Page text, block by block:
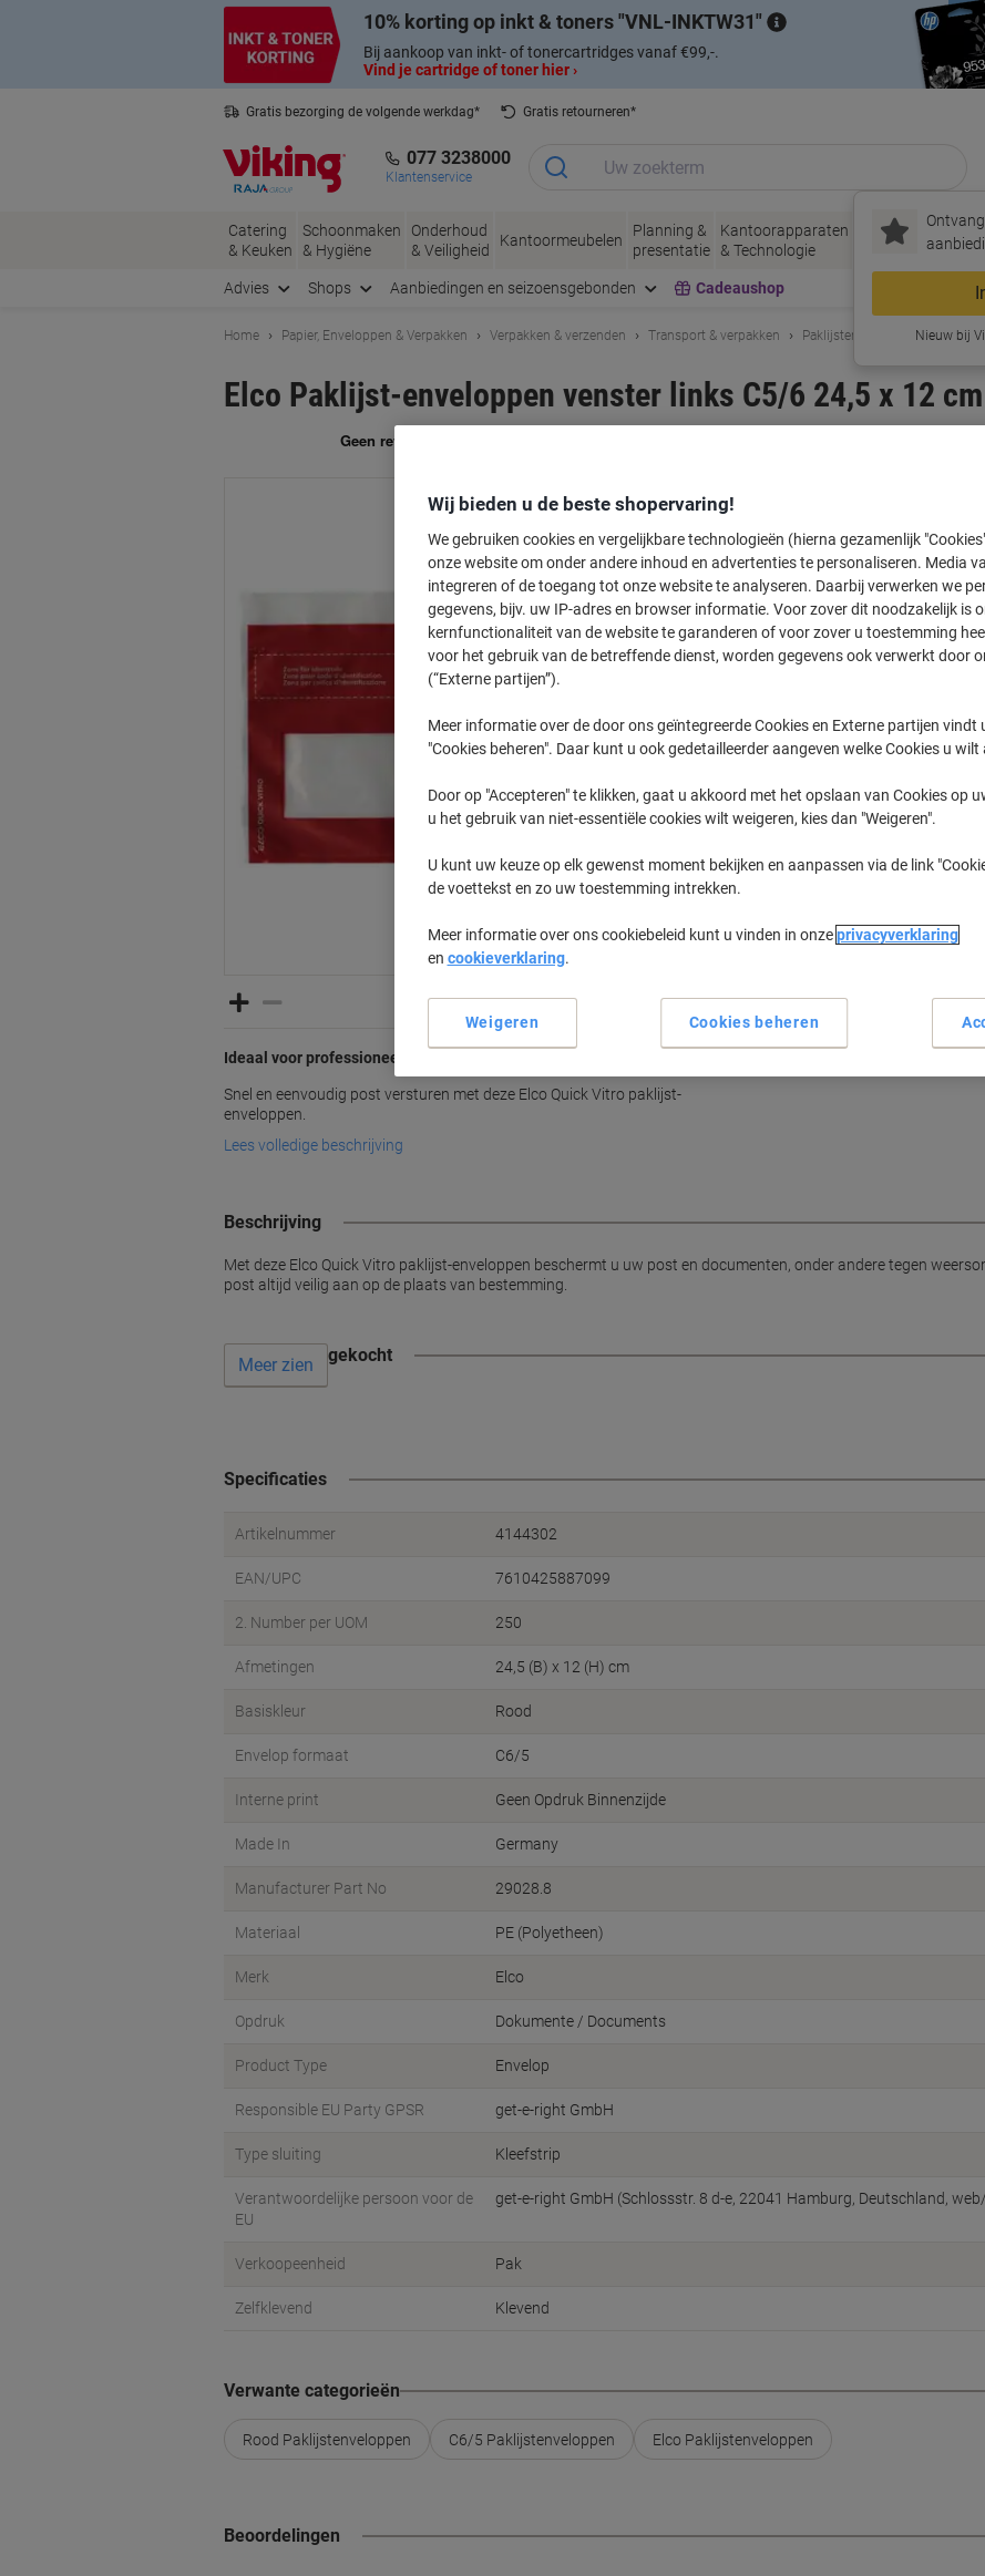
10% korting op inkt & toners VNL-INKTW31
Bij aankoop van inkt- of tonercartridges vanaf €99,-.
Vind je cartridge of toner hier ›
Gratis bezorging de volgende werkdag*
Gratis retourneren*
077 3238000
Klantenservice
Nieuw bij
Catering
& Keuken
Schoonmaken
& Hygiëne
Onderhoud
& Veiligheid
Kantoormeubelen
Planning &
presentatie
Kantoorapparaten
& Technologie
Inkt &
Toner
Papier,
&
Advies Shops Aanbiedingen en seizoensgebonden Cadeaushop
Home Papier, Enveloppen & Verpakken Verpakken & verzenden Transport & verpakken Paklijstenveloppen
Elco Paklijst-enveloppen venster links C5/6 24,5 x 12
Ideaal voor professioneel post verzenden
Snel en eenvoudig post versturen met deze Elco Quick Vitro paklijst-
enveloppen.
Lees volledige beschrijving
€ 65,33 Incl. btw
Momenteel op voorraad
Aan een lijst toevoegen
Bezorginformatie
Transparante venster voor
Formaat C5/6 ideaal voor
Betrouwbare bescherming
Weerstabiel voor veilig
Beschrijving
Met deze Elco Quick Vitro paklijst-enveloppen beschermt u uw post en documenten, onder andere tegen
post altijd veilig aan op de plaats van bestemming.
Vaak samen gekocht
Meer zien
Specificaties
Artikelnummer 4144302
EAN/UPC 7610425887099
2. Number per UOM 250
Afmetingen 24,5 (B) x 12 (H) cm
Basiskleur Rood
Envelop formaat C6/5
Interne print Geen Opdruk Binnenzijde
Made In Germany
Manufacturer Part No 29028.8
Materiaal PE (Polyetheen)
Merk Elco
Opdruk Dokumente / Documents
Product Type Envelop
Responsible EU Party GPSR get-e-right GmbH
Type sluiting Kleefstrip
Verantwoordelijke persoon voor de
EU
get-e-right GmbH (Schlossstr. 8 d-e, 22041 Hamburg, Deutschland,
Verkoopeenheid Pak
Zelfklevend Klevend
Verwante categorieën
Rood Paklijstenveloppen C6/5 Paklijstenveloppen Elco Paklijstenveloppen
Beoordelingen
Wij bieden u de beste shopervaring!
We gebruiken cookies en vergelijkbare technologieën (hierna gezamenlijk
onze website om onder andere inhoud en advertenties te personaliseren. Media
integreren of de toegang tot onze website te analyseren. Daarbij verwerken we
gegevens, bijv. uw IP-adres en browser informatie. Voor zover dit noodzakelijk is
kernfunctionaliteit van de website te garanderen of voor zover u toestemming
voor het gebruik van de betreffende dienst, worden gegevens ook verwerkt door
(“Externe partijen”).
Meer informatie over de door ons geïntegreerde Cookies en Externe partijen vindt
"Cookies beheren". Daar kunt u ook gedetailleerder aangeven welke Cookies u wilt
Door op "Accepteren" te klikken, gaat u akkoord met het opslaan van Cookies op
u het gebruik van niet-essentiële cookies wilt weigeren, kies dan "Weigeren".
U kunt uw keuze op elk gewenst moment bekijken en aanpassen via de link
de voettekst en zo uw toestemming intrekken.
Meer informatie over ons cookiebeleid kunt u vinden in onzeprivacyverklaring
en cookieverklaring.
Cookies beheren
Weigeren